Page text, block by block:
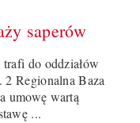
saperów
do oddziałów
Regionalna Baza
umowę wartą
...